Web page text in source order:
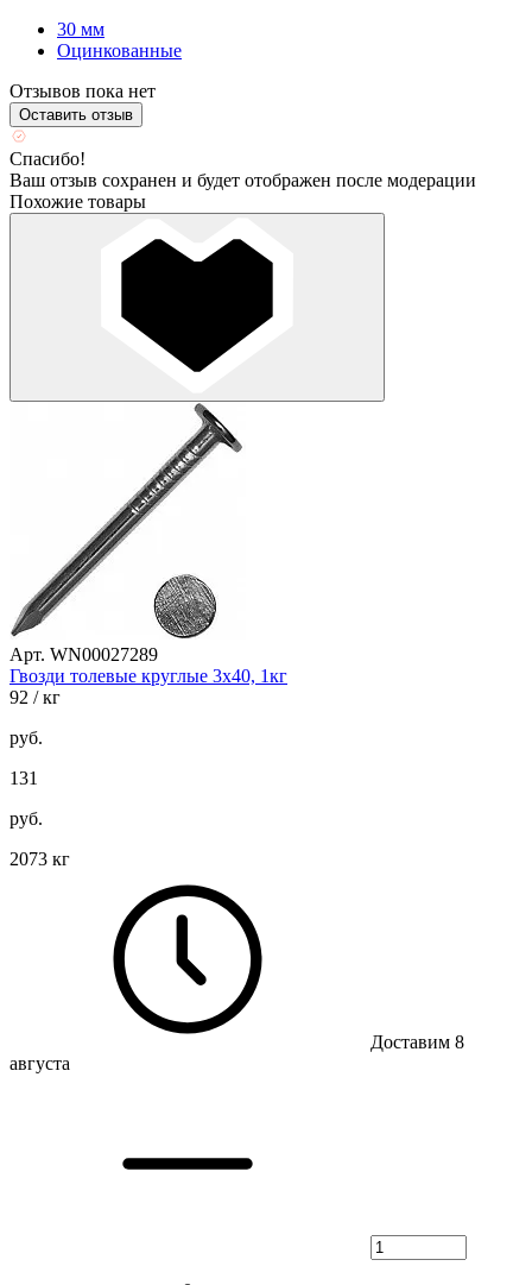
30 мм
Оцинкованные
Отзывов пока нет
Оставить отзыв
Спасибо!
Ваш отзыв сохранен и будет отображен после модерации
Похожие товары
Арт. WN00027289
Гвозди толевые круглые 3х40, 1кг
92 / кг
руб.
131
руб.
2073 кг
Доставим 8
августа